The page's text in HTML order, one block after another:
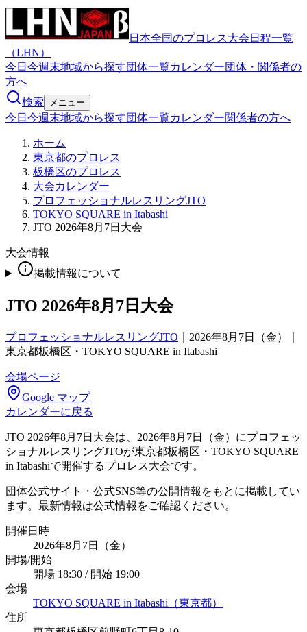
日本全国のプロレス大会日程一覧
（LHN）
今日 今週末地域から探す団体一覧カレンダー団体・関係者の
方へ
検索
メニュー
今日 今週末地域から探す団体一覧カレンダー関係者の方へ
ホーム
東京都のプロレス
板橋区のプロレス
大会カレンダー
プロフェッショナルレスリングJTO
TOKYO SQUARE in Itabashi
JTO 2026年8月7日大会
大会情報
掲載情報について
JTO 2026年8月7日大会
プロフェッショナルレスリングJTO
2026年8月7日（金）｜
東京都板橋区・TOKYO SQUARE in Itabashi
会場ページ
Google マップ
カレンダーに戻る
JTO 2026年8月7日大会は、2026年8月7日（金）にプロフェッ
ショナルレスリングJTOが東京都板橋区・TOKYO SQUARE
in Itabashiで開催するプロレス大会です。
団体公式サイト・公式SNS等の公開情報をもとに掲載してい
ます。最新情報は公式情報をご確認ください。
開催日時
2026年8月7日（金）
開場/開始
開場 18:30 / 開始 19:00
会場
TOKYO SQUARE in Itabashi（東京都）
住所